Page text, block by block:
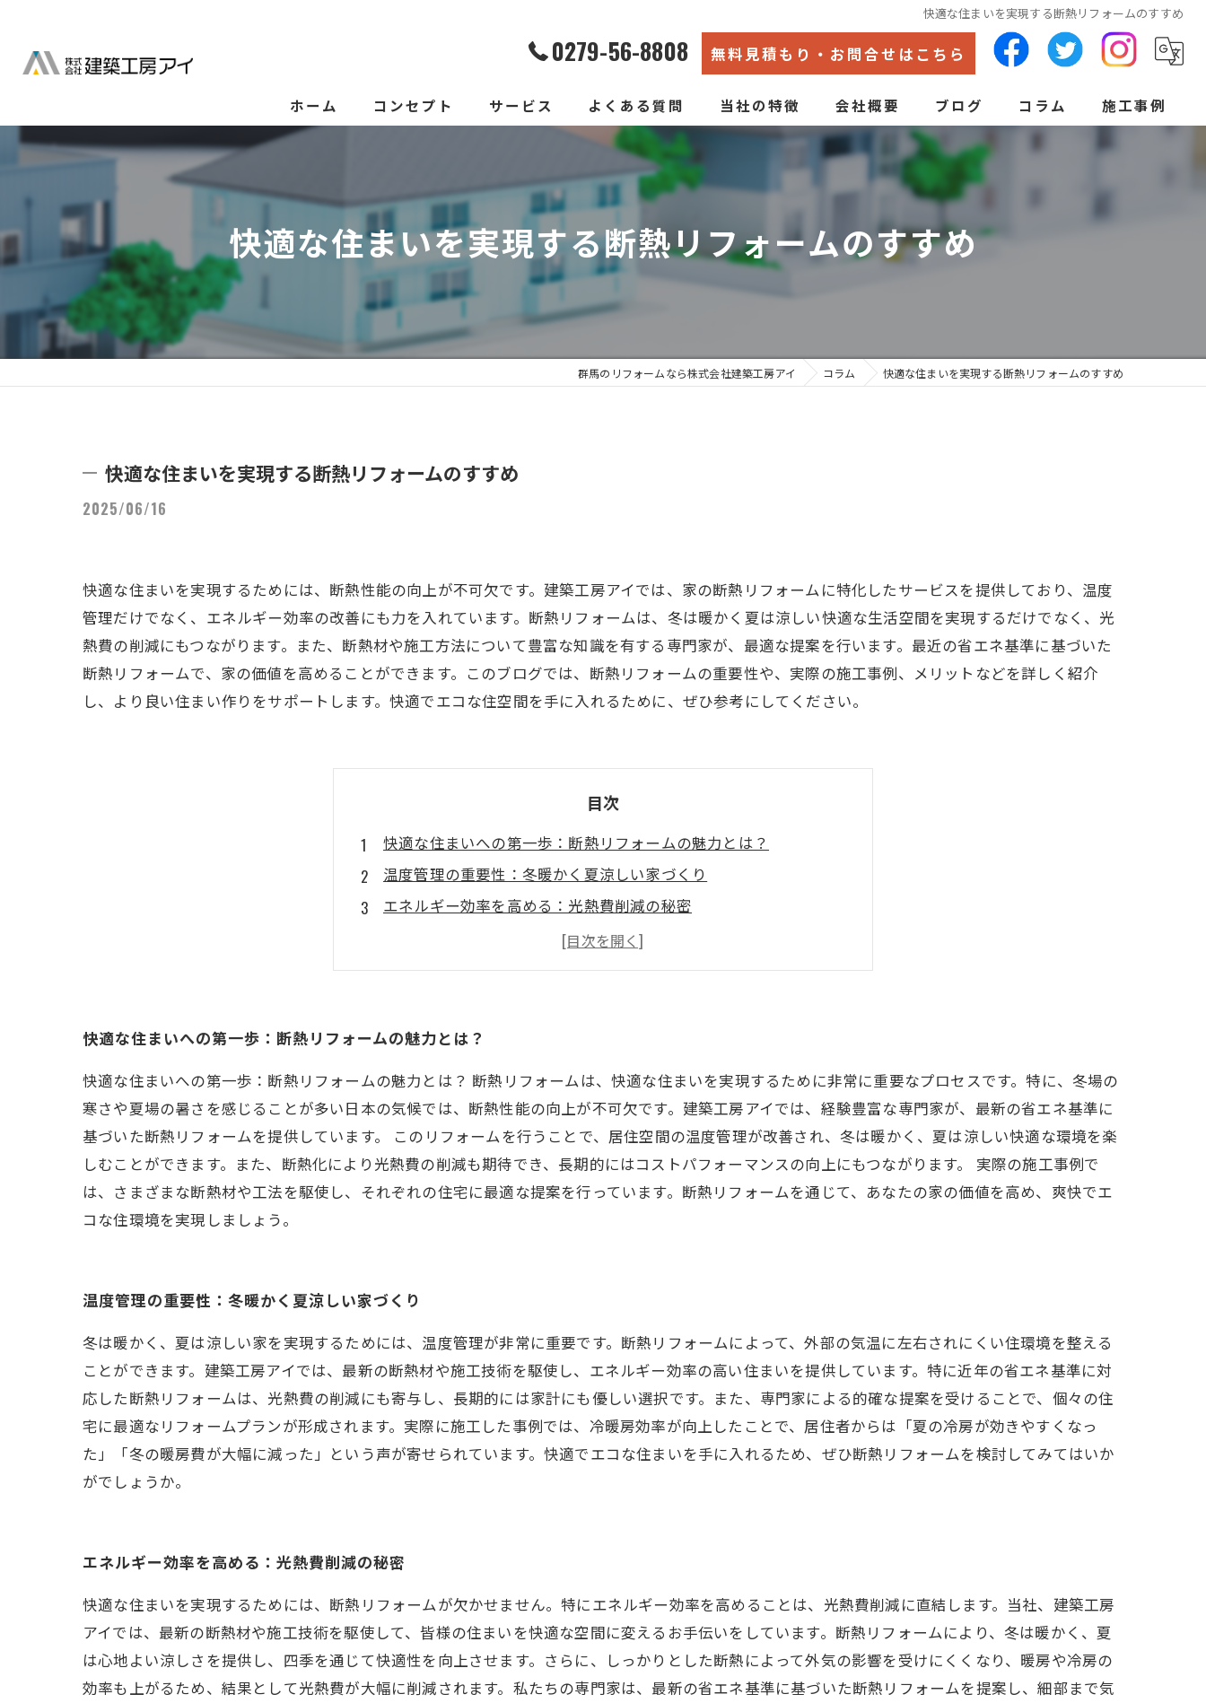
快適な住まいを実現する断熱リフォームのすすめ
0279-56-8808 無料見積もり・お問合せはこちら
ホーム コンセプト サービス
新築そっくりリフォーム
よくある質問 当社の特徴
水回り
断熱
会社概要
代表あいさつ
ブログ コラム 施工事例
快適な住まいを実現する断熱リフォームのすすめ
群馬のリフォームなら株式会社建築工房アイ コラム 快適な住まいを実現する断熱リフォームのすすめ
快適な住まいを実現する断熱リフォームのすすめ
2025/06/16
快適な住まいを実現するためには、断熱性能の向上が不可欠です。建築工房アイでは、家の断熱リフォームに特化したサービスを提供しており、温度
管理だけでなく、エネルギー効率の改善にも力を入れています。断熱リフォームは、冬は暖かく夏は涼しい快適な生活空間を実現するだけでなく、光
熱費の削減にもつながります。また、断熱材や施工方法について豊富な知識を有する専門家が、最適な提案を行います。最近の省エネ基準に基づいた
断熱リフォームで、家の価値を高めることができます。このブログでは、断熱リフォームの重要性や、実際の施工事例、メリットなどを詳しく紹介
し、より良い住まい作りをサポートします。快適でエコな住空間を手に入れるために、ぜひ参考にしてください。
目次
快適な住まいへの第一歩：断熱リフォームの魅力とは？
温度管理の重要性：冬暖かく夏涼しい家づくり
エネルギー効率を高める：光熱費削減の秘密
専門家による最適な提案：断熱材と施工方法の選び方
省エネ基準に基づくリフォーム：家の価値を高める理由
快適でエコな住空間を手に入れるために：建築工房アイへのお任せ
快適な住まいへの第一歩：断熱リフォームの魅力とは？
快適な住まいへの第一歩：断熱リフォームの魅力とは？ 断熱リフォームは、快適な住まいを実現するために非常に重要なプロセスです。特に、冬場の
寒さや夏場の暑さを感じることが多い日本の気候では、断熱性能の向上が不可欠です。建築工房アイでは、経験豊富な専門家が、最新の省エネ基準に
基づいた断熱リフォームを提供しています。 このリフォームを行うことで、居住空間の温度管理が改善され、冬は暖かく、夏は涼しい快適な環境を楽
しむことができます。また、断熱化により光熱費の削減も期待でき、長期的にはコストパフォーマンスの向上にもつながります。 実際の施工事例で
は、さまざまな断熱材や工法を駆使し、それぞれの住宅に最適な提案を行っています。断熱リフォームを通じて、あなたの家の価値を高め、爽快でエ
コな住環境を実現しましょう。
温度管理の重要性：冬暖かく夏涼しい家づくり
冬は暖かく、夏は涼しい家を実現するためには、温度管理が非常に重要です。断熱リフォームによって、外部の気温に左右されにくい住環境を整える
ことができます。建築工房アイでは、最新の断熱材や施工技術を駆使し、エネルギー効率の高い住まいを提供しています。特に近年の省エネ基準に対
応した断熱リフォームは、光熱費の削減にも寄与し、長期的には家計にも優しい選択です。また、専門家による的確な提案を受けることで、個々の住
宅に最適なリフォームプランが形成されます。実際に施工した事例では、冷暖房効率が向上したことで、居住者からは「夏の冷房が効きやすくなっ
た」「冬の暖房費が大幅に減った」という声が寄せられています。快適でエコな住まいを手に入れるため、ぜひ断熱リフォームを検討してみてはいか
がでしょうか。
エネルギー効率を高める：光熱費削減の秘密
快適な住まいを実現するためには、断熱リフォームが欠かせません。特にエネルギー効率を高めることは、光熱費削減に直結します。当社、建築工房
アイでは、最新の断熱材や施工技術を駆使して、皆様の住まいを快適な空間に変えるお手伝いをしています。断熱リフォームにより、冬は暖かく、夏
は心地よい涼しさを提供し、四季を通じて快適性を向上させます。さらに、しっかりとした断熱によって外気の影響を受けにくくなり、暖房や冷房の
効率も上がるため、結果として光熱費が大幅に削減されます。私たちの専門家は、最新の省エネ基準に基づいた断熱リフォームを提案し、細部まで気